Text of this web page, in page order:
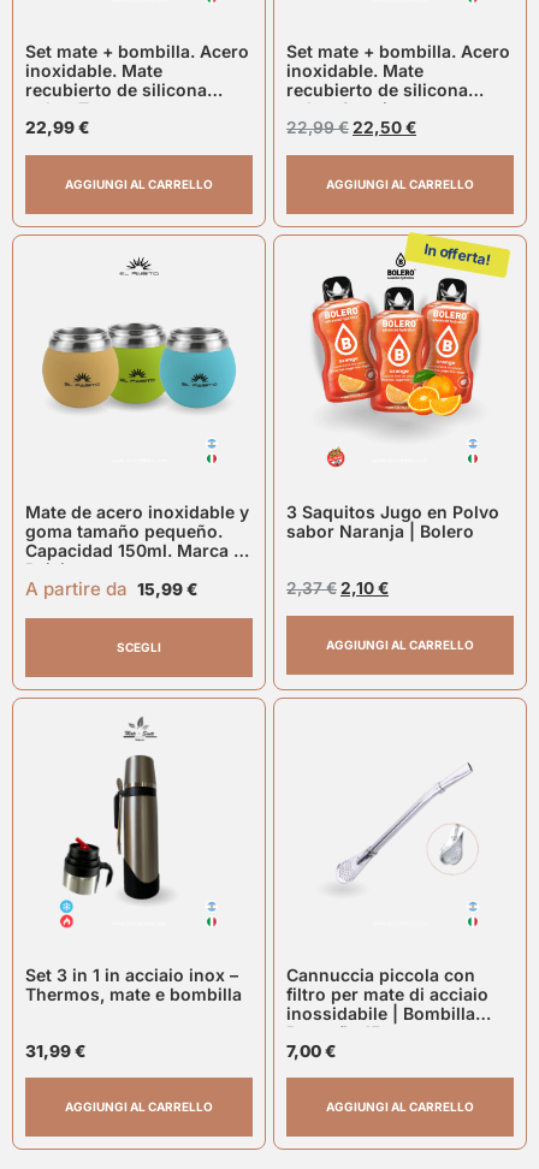
Set mate + bombilla. Acero
inoxidable. Mate
recubierto de silicona
color: Turquesa
22,99€
AGGIUNGI AL CARRELLO
Set mate + bombilla. Acero
inoxidable. Mate
recubierto de silicona
color: Caqui
22,99€22,50€
AGGIUNGI AL CARRELLO
Mate de acero inoxidable y
goma tamaño pequeño.
Capacidad 150ml. Marca El
Paisito
A partire da 15,99€
SCEGLI
In offerta!
3 Saquitos Jugo en Polvo
sabor Naranja | Bolero
2,37€2,10€
AGGIUNGI AL CARRELLO
Set 3 in 1 in acciaio inox –
Thermos, mate e bombilla
31,99€
AGGIUNGI AL CARRELLO
Cannuccia piccola con
filtro per mate di acciaio
inossidabile | Bombilla
Pequeña 15cm.
7,00€
AGGIUNGI AL CARRELLO